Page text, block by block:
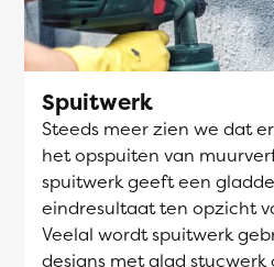
Spuitwerk
Steeds meer zien we dat
het opspuiten van
spuitwerk geeft een
eindresultaat ten opzicht
Veelal wordt spuitwerk
designs met glad